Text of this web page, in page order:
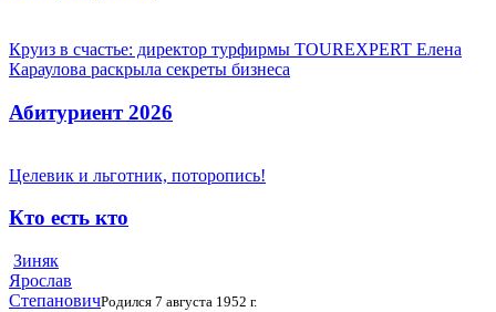
Круиз в счастье: директор турфирмы TOUREXPERT Елена
Караулова раскрыла секреты бизнеса
Абитуриент 2026
Целевик и льготник, поторопись!
Кто есть кто
Зиняк
Ярослав
СтепановичРодился 7 августа 1952 г.